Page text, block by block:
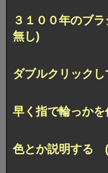
３１００年のブ
無し)
ダブルクリック
早く指で輪っか
色とか説明する